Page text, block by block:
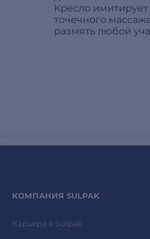
Кресло
точечного
размять любой
КОМПАНИЯ SULPAK
Карьера в Sulpak